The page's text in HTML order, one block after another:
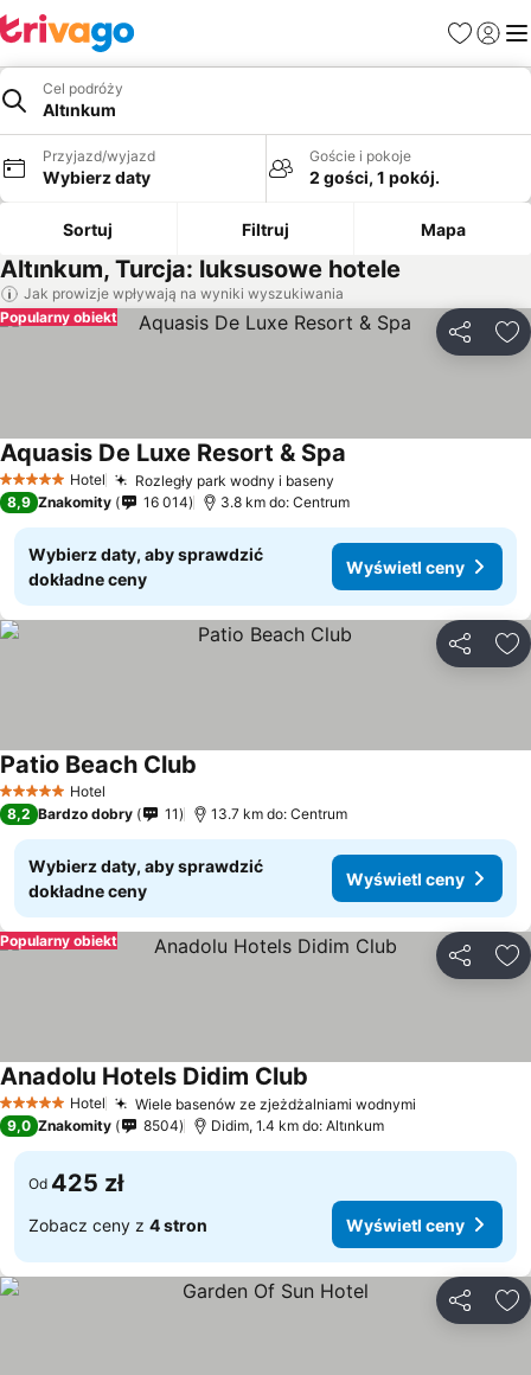
Ulubione
Cel podróży
Altınkum
Przyjazd/wyjazd
Wybierz daty
Goście i pokoje
2 gości, 1 pokój.
Sortuj Filtruj Mapa
Altınkum, Turcja: luksusowe hotele
Jak prowizje wpływają na wyniki wyszukiwania
Popularny obiekt
5 KategoriaHotel Rozległy park wodny i baseny
Aquasis De Luxe Resort & Spa
8,9 Znakomity 16 014 3.8 km do: Centrum
Wybierz daty, aby sprawdzić
dokładne ceny
Wyświetl ceny
5 KategoriaHotel
Patio Beach Club
8,2 Bardzo dobry 11 13.7 km do: Centrum
Wybierz daty, aby sprawdzić
dokładne ceny
Wyświetl ceny
Popularny obiekt
5 KategoriaHotel Wiele basenów ze zjeżdżalniami wodnymi
Anadolu Hotels Didim Club
9,0 Znakomity 8504 Didim, 1.4 km do: Altınkum
Od 425 zł
Zobacz ceny z 4 stron Wyświetl ceny